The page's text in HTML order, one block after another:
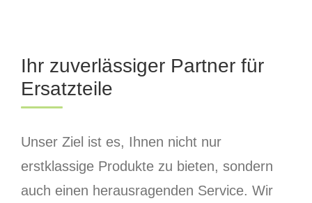
Ihr zuverlässiger Partner für
Ersatzteile
Unser Ziel ist es, Ihnen nicht nur
erstklassige Produkte zu bieten, sondern
auch einen herausragenden Service. Wir